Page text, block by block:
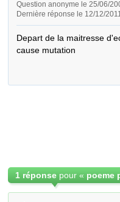
Question anonyme le 25/06/
Dernière réponse le 12/12/
Depart de la maitresse
cause mutation
1 réponse pour «